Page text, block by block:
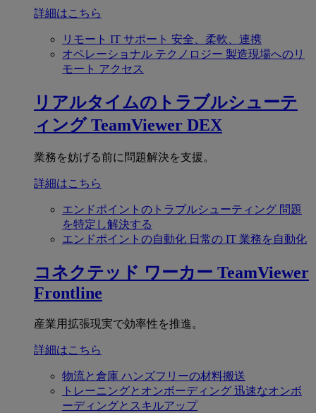
詳細はこちら
リモート IT サポート 安全、柔軟、連携
オペレーショナル テクノロジー 製造現場へのリ
モート アクセス
リアルタイムのトラブルシューテ
ィング TeamViewer DEX
業務を妨げる前に問題解決を支援。
詳細はこちら
エンドポイントのトラブルシューティング 問題
を特定し解決する
エンドポイントの自動化 日常の IT 業務を自動化
コネクテッド ワーカー TeamViewer
Frontline
産業用拡張現実で効率性を推進。
詳細はこちら
物流と倉庫 ハンズフリーの材料搬送
トレーニングとオンボーディング 迅速なオンボ
ーディングとスキルアップ